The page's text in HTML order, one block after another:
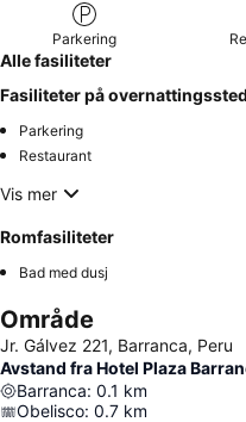
Parkering
Alle fasiliteter
Fasiliteter på
Parkering
Restaurant
Vis mer
Romfasiliteter
Bad med dusj
Område
Jr. Gálvez 221, Barranca, Peru
Avstand fra Hotel Plaza
Barranca: 0.1 km
Obelisco: 0.7 km